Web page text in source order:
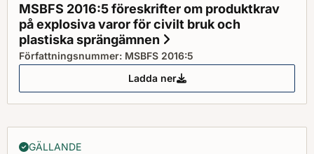
MSBFS 2016:5 föreskrifter om produktkrav
på explosiva varor för civilt bruk och
plastiska sprängämnen
Författningsnummer: MSBFS 2016:5
Ladda ner
MSBFS 2016:5 föreskrifter om
GÄLLANDE